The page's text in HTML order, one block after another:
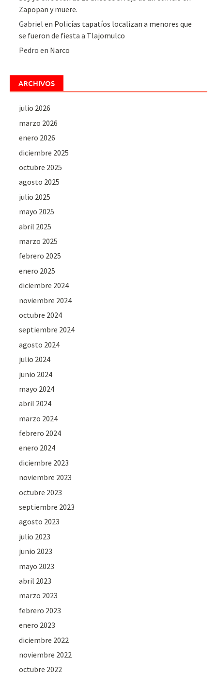
Zapopan y muere.
Gabriel en Policías tapatíos localizan a menores que
se fueron de fiesta a Tlajomulco
Pedro en Narco
ARCHIVOS
julio 2026
marzo 2026
enero 2026
diciembre 2025
octubre 2025
agosto 2025
julio 2025
mayo 2025
abril 2025
marzo 2025
febrero 2025
enero 2025
diciembre 2024
noviembre 2024
octubre 2024
septiembre 2024
agosto 2024
julio 2024
junio 2024
mayo 2024
abril 2024
marzo 2024
febrero 2024
enero 2024
diciembre 2023
noviembre 2023
octubre 2023
septiembre 2023
agosto 2023
julio 2023
junio 2023
mayo 2023
abril 2023
marzo 2023
febrero 2023
enero 2023
diciembre 2022
noviembre 2022
octubre 2022